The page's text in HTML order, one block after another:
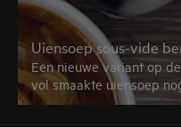
Uiensoep sous-vide
Een nieuwe variant op
vol smaakte uiensoep